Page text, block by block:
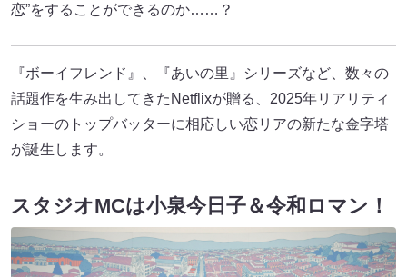
恋”をすることができるのか……？
『ボーイフレンド』、『あいの里』シリーズなど、数々の
話題作を生み出してきたNetflixが贈る、2025年リアリティ
ショーのトップバッターに相応しい恋リアの新たな金字塔
が誕生します。
スタジオMCは小泉今日子＆令和ロマン！